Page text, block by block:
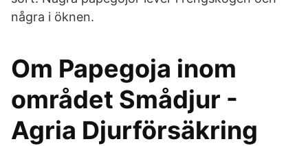
några i öknen.
Om Papegoja inom
området Smådjur -
Agria Djurförsäkring